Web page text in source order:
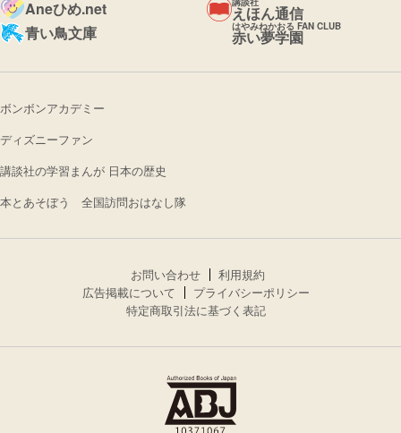
Aneひめ.net
えほん通信
青い鳥文庫
はやみねかおる FAN CLUB
赤い夢学園
ボンボンアカデミー
ディズニーファン
講談社の学習まんが 日本の歴史
本とあそぼう 全国訪問おはなし隊
お問い合わせ
利用規約
広告掲載について
プライバシーポリシー
特定商取引法に基づく表記